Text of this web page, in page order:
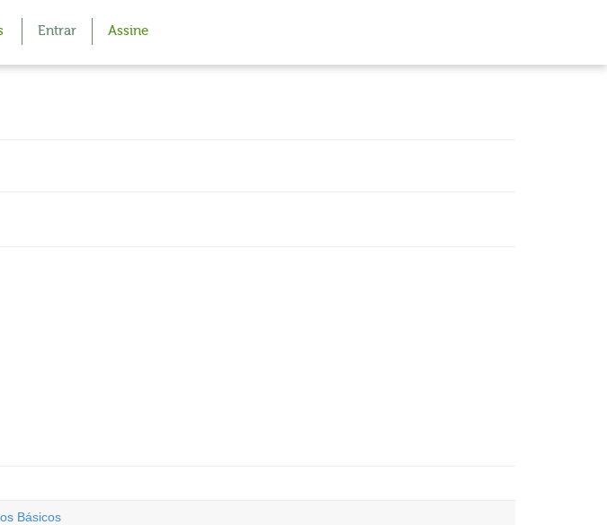
Entrar Assine
Básicos